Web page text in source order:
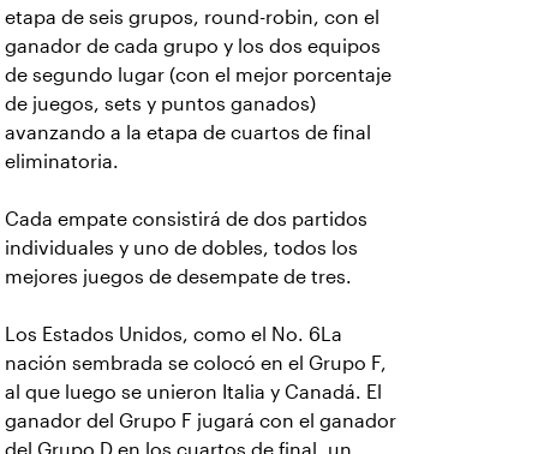
etapa de seis grupos, round-robin, con el
ganador de cada grupo y los dos equipos
de segundo lugar (con el mejor porcentaje
de juegos, sets y puntos ganados)
avanzando a la etapa de cuartos de final
eliminatoria.
Cada empate consistirá de dos partidos
individuales y uno de dobles, todos los
mejores juegos de desempate de tres.
Los Estados Unidos, como el No. 6La
nación sembrada se colocó en el Grupo F,
al que luego se unieron Italia y Canadá. El
ganador del Grupo F jugará con el ganador
del Grupo D en los cuartos de final, un